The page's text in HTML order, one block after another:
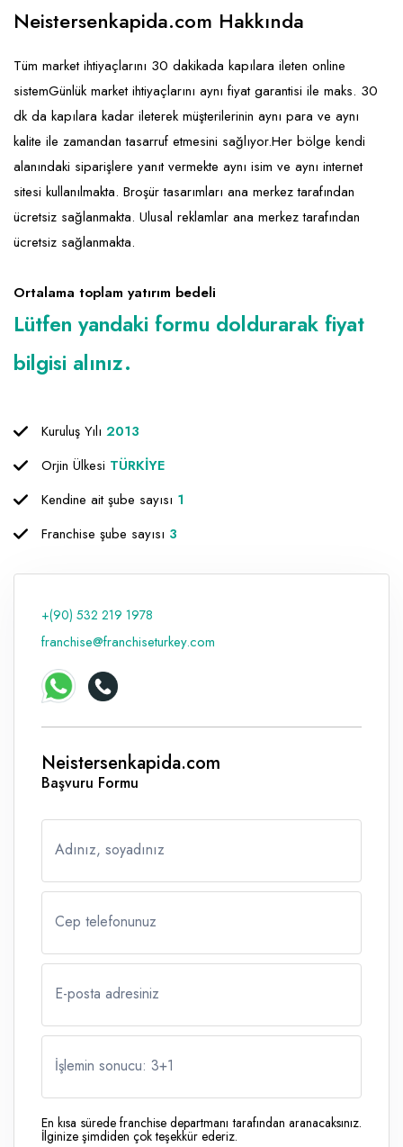
Sağlık Güzellik
Turizm - Eğlence
Market FMGC - Katlı Mağaza
Mobilya ve Ev Tekstili
Oyuncak ve Hediyelik
Takı
Yapı Malzemesi - Hırdavat
Gıda ve Sarf Malzemeleri
Güvenlik - Temizlik
Giyim - Aksesuar
Hukuk - Marka - Patent ve Tercüme
Isıtma - Soğutma ve Havalandırma
Lojistik - Kargo ve Kurye
Mali Kayıt ve Denetim
Matbaa - Fotoğraf
Mobilya Dekorasyon
Raf ve Depo Sistemleri
Reklam - Tanıtım - PR ve İnternet
Seyahat - Rent A Car
Tabela - Dijital Baskı
Neistersenkapida.com Hakkında
Tüm market ihtiyaçlarını 30 dakikada kapılara ileten online
sistemGünlük market ihtiyaçlarını aynı fiyat garantisi ile maks. 30
dk da kapılara kadar ileterek müşterilerinin aynı para ve aynı
kalite ile zamandan tasarruf etmesini sağlıyor.Her bölge kendi
alanındaki siparişlere yanıt vermekte aynı isim ve aynı internet
sitesi kullanılmakta. Broşür tasarımları ana merkez tarafından
ücretsiz sağlanmakta. Ulusal reklamlar ana merkez tarafından
ücretsiz sağlanmakta.
Ortalama toplam yatırım bedeli
Lütfen yandaki formu doldurarak fiyat
bilgisi alınız.
Kuruluş Yılı 2013
Orjin Ülkesi TÜRKİYE
Kendine ait şube sayısı 1
Franchise şube sayısı 3
+(90) 532 219 1978
franchise@franchiseturkey.com
Neistersenkapida.com
Başvuru Formu
Adınız, soyadınız
Cep telefonunuz
E-posta adresiniz
İşlemin sonucu: 3+1
En kısa sürede franchise departmanı tarafından aranacaksınız.
İlginize şimdiden çok teşekkür ederiz.